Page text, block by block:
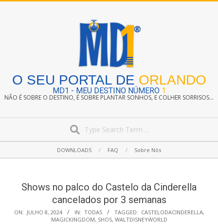
O SEU PORTAL DE ORLANDO
MD1 - MEU DESTINO NÚMERO 1
NÃO É SOBRE O DESTINO, É SOBRE PLANTAR SONHOS, E COLHER SORRISOS...
Navigation
DOWNLOADS FAQ Sobre Nós
Shows no palco do Castelo da Cinderella
cancelados por 3 semanas
ON: JULHO 8, 2024 IN: TODAS TAGGED: CASTELODACINDERELLA,
MAGICKINGDOM, SHOS, WALTDISNEYWORLD